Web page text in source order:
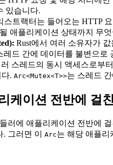
있습니다.
스트랙터는 들어오는 HTTP
애플리케이션 상태까지 무
Rust에서 여러 소유자가
드 간에 데이터를 불변으로
러 스레드의 동시 액세스로부
. Arc<Mutex<T>>는 스레드
케이션 전반에 걸
러에 애플리케이션 전반에
. 그러면 이 Arc는 해당 애플리